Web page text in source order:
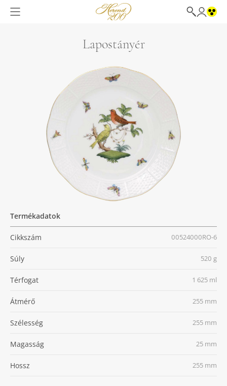
Lapostányér
Termékadatok
Cikkszám 00524000RO-6
Súly 520 g
Térfogat 1 625 ml
Átmérő 255 mm
Szélesség 255 mm
Magasság 25 mm
Hossz 255 mm